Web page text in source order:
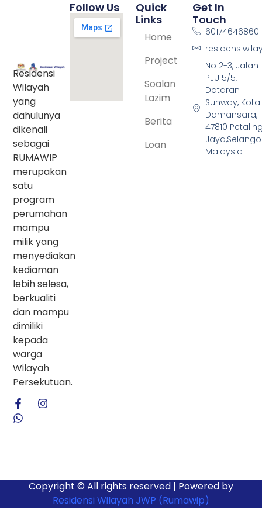
Residensi
Wilayah
yang
dahulunya
dikenali
sebagai
RUMAWIP
merupakan
satu
program
perumahan
mampu
milik yang
menyediakan
kediaman
lebih selesa,
berkualiti
dan mampu
dimiliki
kepada
warga
Wilayah
Persekutuan.
Quick
Links
Home
Project
Soalan
Lazim
Berita
Loan
Get In
Touch
60174646860
No 2-3, Jalan
PJU 5/5,
Dataran
Sunway, Kota
Damansara,
47810
Malaysia
Follow Us
Copyright © All rights reserved | Powered by
Residensi Wilayah JWP (Rumawip)